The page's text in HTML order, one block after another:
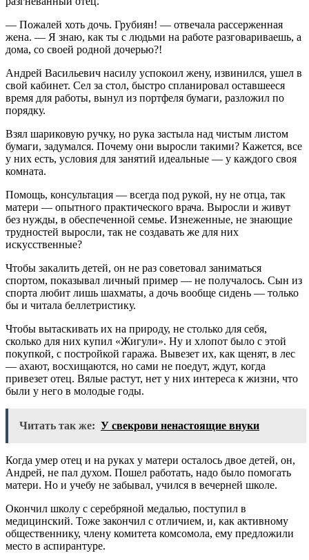
— Пожалей хоть дочь. Грубиян! — отвечала рассерженная
жена. — Я знаю, как ты с людьми на работе разговариваешь, а
дома, со своей родной дочерью?!
Андрей Васильевич насилу успокоил жену, извинился, ушел в
свой кабинет. Сел за стол, быстро спланировал оставшееся
время для работы, вынул из портфеля бумаги, разложил по
порядку.
Взял шариковую ручку, но рука застыла над чистым листом
бумаги, задумался. Почему они выросли такими? Кажется, все
у них есть, условия для занятий идеальные — у каждого своя
комната.
Помощь, консультация — всегда под рукой, ну не отца, так
матери — опытного практического врача. Выросли и живут
без нужды, в обеспеченной семье. Изнеженные, не знающие
трудностей выросли, так не создавать же для них
искусственные?
Чтобы закалить детей, он не раз советовал заниматься
спортом, показывал личный пример — не получалось. Сын из
спорта любит лишь шахматы, а дочь вообще сидень — только
бы и читала беллетристику.
Чтобы вытаскивать их на природу, не столько для себя,
сколько для них купил «Жигули». Ну и хлопот было с этой
покупкой, с постройкой гаража. Вывезет их, как щенят, в лес
— ахают, восхищаются, но сами не поедут, ждут, когда
привезет отец. Вялые растут, нет у них интереса к жизни, что
были у него в молодые годы.
Читать так же: У свекрови ненастоящие внуки
Когда умер отец и на руках у матери осталось двое детей, он,
Андрей, не пал духом. Пошел работать, надо было помогать
матери. Но и учебу не забывал, учился в вечерней школе.
Окончил школу с серебряной медалью, поступил в
медицинский. Тоже закончил с отличием, и, как активному
общественнику, члену комитета комсомола, ему предложили
место в аспирантуре.